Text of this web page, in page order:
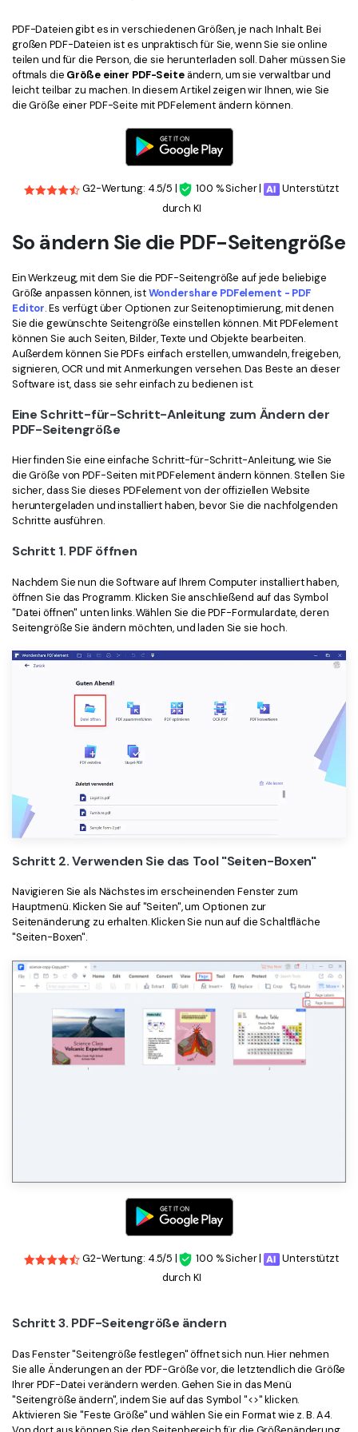
PDF-Daten extrahieren
PDF freigeben
eSign PDFs rechtmäßig
IT-Dienstleistung
Finanzen
Regierung
Veröffentlichung
Freiberufler
Alle PDF-Funktionen
Kontakt zum Support
Was ist NEU
Benutzerhandbuch
PDFelement für Windows
PDFelement für Mac
PDFelement für iOS
PDFelement für Android
Bewertungen
Sehen Sie, was unsere Nutzer sagen.
Kostenlose PDF-Vorlagen
Bearbeiten, Drucken und Anpassen von kostenlosen Vorlagen.
PDF-Wissen
PDF-bezogene Informationen, die Sie benötigen.
Laden Sie die leistungsstärksten und einfachsten PDF-Tools
PDF-Dateien gibt es in verschiedenen Größen, je nach Inhalt. Bei
großen PDF-Dateien ist es unpraktisch für Sie, wenn Sie sie online
teilen und für die Person, die sie herunterladen soll. Daher müssen Sie
oftmals die Größe einer PDF-Seiteändern, um sie verwaltbar und
leicht teilbar zu machen. In diesem Artikel zeigen wir Ihnen, wie Sie
die Größe einer PDF-Seite mit PDFelement ändern können.
G2-Wertung: 4.5/5 | 100 % Sicher |
Unterstützt
durch KI
So ändern Sie die PDF-Seitengröße
Ein Werkzeug, mit dem Sie die PDF-Seitengröße auf jede beliebige
Größe anpassen können, istWondershare PDFelement - PDF
Editor. Es verfügt über Optionen zur Seitenoptimierung, mit denen
Sie die gewünschte Seitengröße einstellen können. Mit PDFelement
können Sie auch Seiten, Bilder, Texte und Objekte bearbeiten.
Außerdem können Sie PDFs einfach erstellen, umwandeln, freigeben,
signieren, OCR und mit Anmerkungen versehen. Das Beste an dieser
Software ist, dass sie sehr einfach zu bedienen ist.
Eine Schritt-für-Schritt-Anleitung zum Ändern der
PDF-Seitengröße
Hier finden Sie eine einfache Schritt-für-Schritt-Anleitung, wie Sie
die Größe von PDF-Seiten mit PDFelement ändern können. Stellen Sie
sicher, dass Sie dieses PDFelement von der offiziellen Website
heruntergeladen und installiert haben, bevor Sie die nachfolgenden
Schritte ausführen.
Schritt 1. PDF öffnen
Nachdem Sie nun die Software auf Ihrem Computer installiert haben,
öffnen Sie das Programm. Klicken Sie anschließend auf das Symbol
"Datei öffnen" unten links. Wählen Sie die PDF-Formulardate, deren
Seitengröße Sie ändern möchten, und laden Sie sie hoch.
Schritt 2. Verwenden Sie das Tool "Seiten-Boxen"
Navigieren Sie als Nächstes im erscheinenden Fenster zum
Hauptmenü. Klicken Sie auf "Seiten", um Optionen zur
Seitenänderung zu erhalten. Klicken Sie nun auf die Schaltfläche
"Seiten-Boxen".
G2-Wertung: 4.5/5 | 100 % Sicher |
Unterstützt
durch KI
Schritt 3. PDF-Seitengröße ändern
Das Fenster "Seitengröße festlegen" öffnet sich nun. Hier nehmen
Sie alle Änderungen an der PDF-Größe vor, die letztendlich die Größe
Ihrer PDF-Datei verändern werden. Gehen Sie in das Menü
"Seitengröße ändern", indem Sie auf das Symbol "<>" klicken.
Aktivieren Sie "Feste Größe" und wählen Sie ein Format wie z. B. A4.